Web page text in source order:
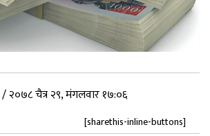
/२०७८ चैत्र २९, मंगलवार १७:०६
[sharethis-inline-buttons]